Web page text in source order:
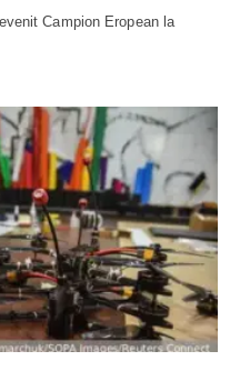
Campion Eropean la